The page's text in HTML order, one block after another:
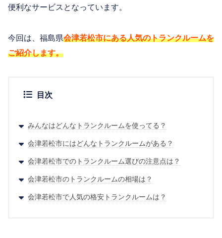
便利なサービスとなっています。
今回は、福島県会津若松市にある人気のトランクルームを
ご紹介します。
目次
みんなはどんなトランクルームを使ってる？
会津若松市にはどんなトランクルームがある？
会津若松市でのトランクルーム選びの注意点は？
会津若松市のトランクルームの相場は？
会津若松市で人気の格安トランクルームは？